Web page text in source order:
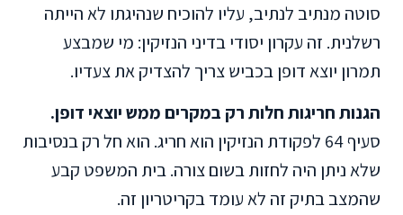
סוטה מנתיב לנתיב, עליו להוכיח שנהיגתו לא הייתה
רשלנית. זה עקרון יסודי בדיני הנזיקין: מי שמבצע
תמרון יוצא דופן בכביש צריך להצדיק את צעדיו.
הגנות חריגות חלות רק במקרים ממש יוצאי דופן.
סעיף 64 לפקודת הנזיקין הוא חריג. הוא חל רק בנסיבות
שלא ניתן היה לחזות בשום צורה. בית המשפט קבע
שהמצב בתיק זה לא עומד בקריטריון זה.